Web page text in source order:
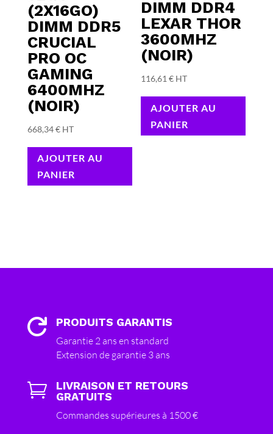
(2X16GO)
DIMM DDR5
CRUCIAL
PRO OC
GAMING
6400MHZ
(NOIR)
668,34€ HT
AJOUTER AU
PANIER
DIMM DDR4
LEXAR THOR
3600MHZ
(NOIR)
116,61€ HT
AJOUTER AU
PANIER
 PRODUITS GARANTIS
Garantie 2 ans en standard
Extension de garantie 3 ans

LIVRAISON ET RETOURS
GRATUITS
Commandes supérieures à 1500 €